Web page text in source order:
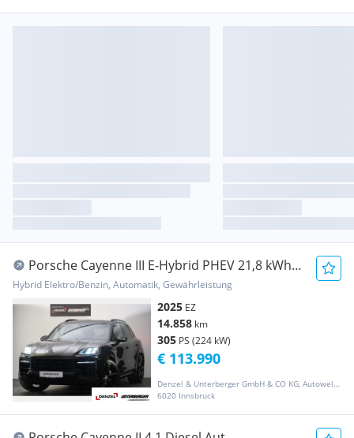
Porsche Cayenne III E-Hybrid PHEV 21,8 kWh
Black Editio...
Hybrid Elektro/Benzin, Automatik, Gewährleistung
2025 EZ
14.858 km
305 PS (224 kW)
Denzel & Unterberger GmbH & CO KG, Autowelt Innsbruck
6020 Innsbruck
€ 113.990